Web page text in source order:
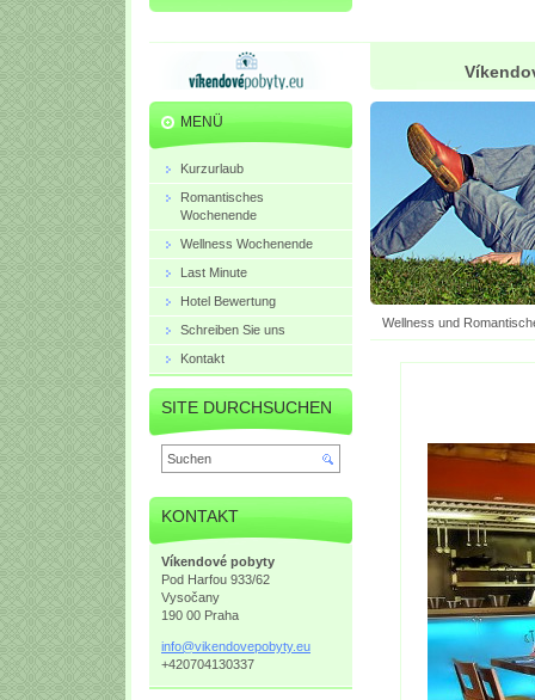
Wellness und
MENÜ
Kurzurlaub
Romantisches
Wochenende
Wellness Wochenende
Last Minute
Hotel Bewertung
Schreiben Sie uns
Kontakt
SITE DURCHSUCHEN
KONTAKT
Víkendové pobyty
Pod Harfou 933/62
Vysočany
190 00 Praha
info@vikendovepobyty.eu
+420704130337